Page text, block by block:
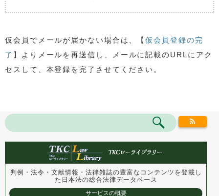
仮会員でメールが届かない場合は、【仮会員登録の完
了 】よりメールを再送信し、メールに記載のURLにアク
セスして、本登録を完了させてください。
判例・法令・文献情報・法律雑誌の豊富なコンテンツを登載し
た 日本法の総合法律データベース
サービスの概要